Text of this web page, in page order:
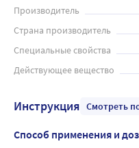
действующее вещество -
представляет собой
расщеплять белки, жиры
процесс пищеварения. Эрмиталь рекомендуется
нее. Длительность
Эрмитал может вызвать
Производитель
Страна производитель
Специальные свойства
Действующее вещество
Инструкция Смотреть
Способ применения и